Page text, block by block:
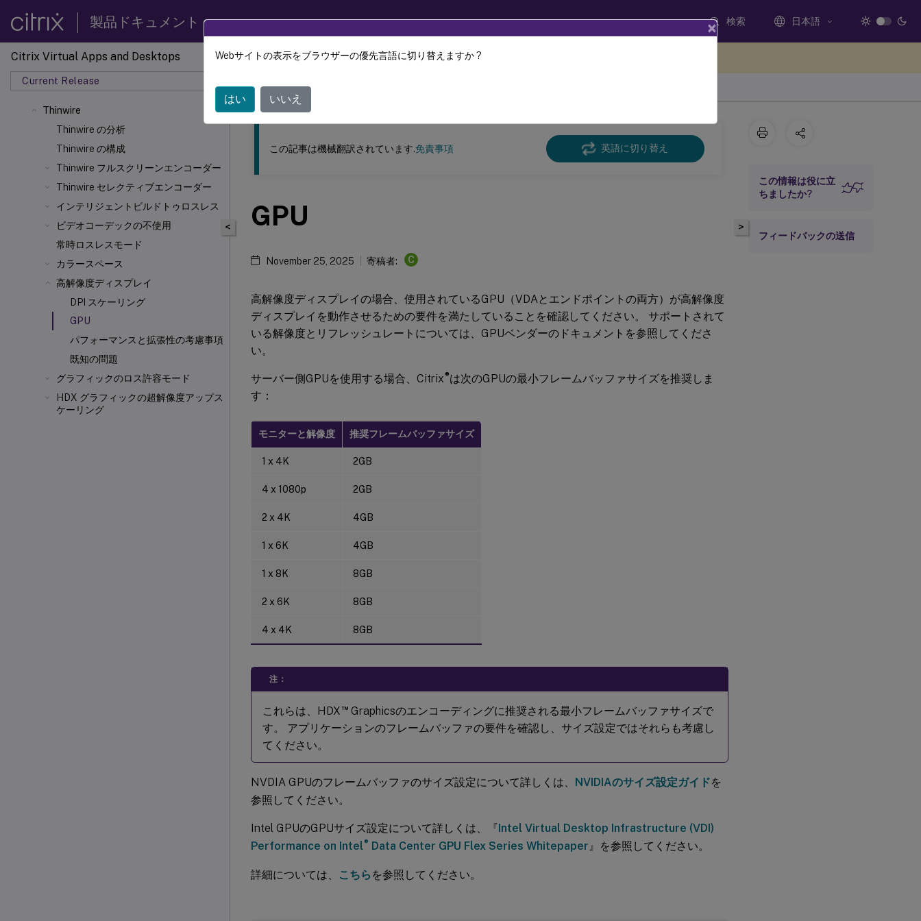
製品ドキュメント 検索 日本語
Citrix Virtual Apps and Desktops
Current Release
Thinwire
Thinwire の分析
Thinwire の構成
Thinwire フルスクリーンエンコーダー
Thinwire セレクティブエンコーダー
インテリジェントビルドトゥロスレス
ビデオコーデックの不使用
常時ロスレスモード
カラースペース
高解像度ディスプレイ
DPI スケーリング
GPU
パフォーマンスと拡張性の考慮事項
既知の問題
グラフィックのロス許容モード
HDX グラフィックの超解像度アップス
ケーリング
このコンテンツは動的に機械翻訳されています。
Citrix Virtual Apps and Desktops
<
この記事は機械翻訳されています.免責事項 英語に切り替え
GPU
November 25, 2025 寄稿者: C
高解像度ディスプレイの場合、使用されているGPU（VDAとエンドポイントの両方）が高解像度
ディスプレイを動作させるための要件を満たしていることを確認してください。 サポートされて
いる解像度とリフレッシュレートについては、GPUベンダーのドキュメントを参照してくださ
い。
サーバー側GPUを使用する場合、Citrix®は次のGPUの最小フレームバッファサイズを推奨しま
す：
モニターと解像度 推奨フレームバッファサイズ
1 x 4K 2GB
4 x 1080p 2GB
2 x 4K 4GB
1 x 6K 4GB
1 x 8K 8GB
2 x 6K 8GB
4 x 4K 8GB
注：
これらは、HDX™Graphicsのエンコーディングに推奨される最小フレームバッファサイズで
す。 アプリケーションのフレームバッファの要件を確認し、サイズ設定ではそれらも考慮し
てください。
NVDIA GPUのフレームバッファのサイズ設定について詳しくは、 NVIDIAのサイズ設定ガイドを
参照してください。
Intel GPUのGPUサイズ設定について詳しくは、『Intel Virtual Desktop Infrastructure (VDI)
Performance on Intel® Data Center GPU Flex Series Whitepaper 』を参照してください。
詳細については、 こちら を参照してください。
>
この情報は役に立
ちましたか?
フィードバックの送信
×
Webサイトの表示をブラウザーの優先言語に切り替えますか ?
はい いいえ